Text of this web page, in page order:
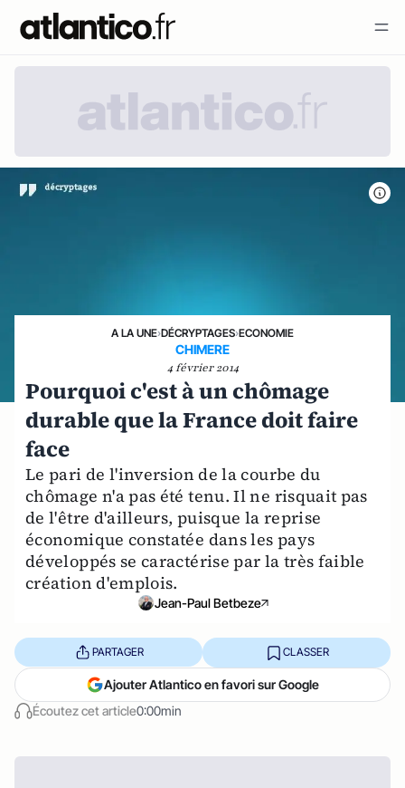
A LA UNE›DÉCRYPTAGES›ECONOMIE
CHIMERE
4 février 2014
Pourquoi c'est à un chômage
durable que la France doit faire
face
Le pari de l'inversion de la courbe du
chômage n'a pas été tenu. Il ne risquait pas
de l'être d'ailleurs, puisque la reprise
économique constatée dans les pays
développés se caractérise par la très faible
création d'emplois.
Jean-Paul Betbeze
Écoutez cet article0:00min
PARTAGER CLASSER
Ajouter Atlantico en favori sur Google